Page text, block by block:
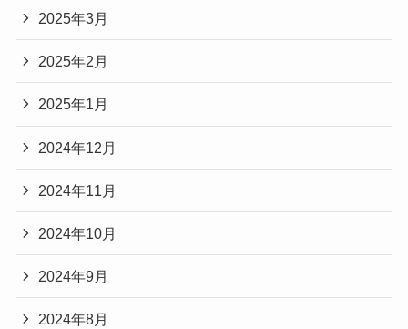
2025年3月
2025年2月
2025年1月
2024年12月
2024年11月
2024年10月
2024年9月
2024年8月